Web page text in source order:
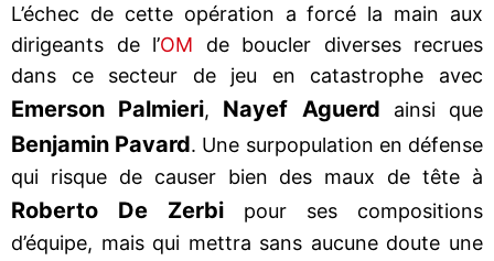
L’échec de cette opération a forcé la main aux
dirigeants de l’OM de boucler diverses recrues
dans ce secteur de jeu en catastrophe avec
Emerson Palmieri, Nayef Aguerd ainsi que
Benjamin Pavard. Une surpopulation en défense
qui risque de causer bien des maux de tête à
Roberto De Zerbi
pour ses compositions
d’équipe, mais qui mettra sans aucune doute une